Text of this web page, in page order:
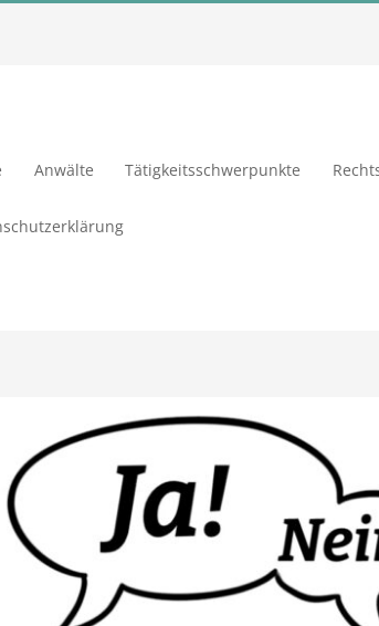
Anwälte Tätigkeitsschwerpunkte